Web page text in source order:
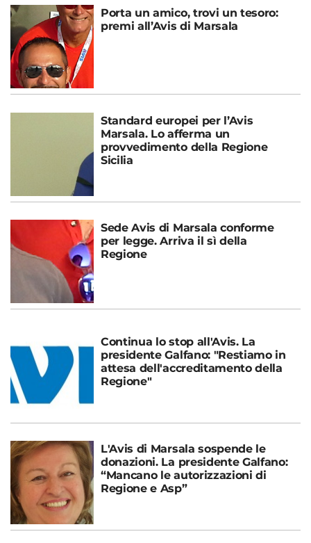
Porta un amico, trovi un tesoro:
premi all’Avis di Marsala
Standard europei per l’Avis
Marsala. Lo afferma un
provvedimento della Regione
Sicilia
Sede Avis di Marsala conforme
per legge. Arriva il sì della
Regione
Continua lo stop all'Avis. La
presidente Galfano: "Restiamo in
attesa dell'accreditamento della
Regione"
L'Avis di Marsala sospende le
donazioni. La presidente Galfano:
“Mancano le autorizzazioni di
Regione e Asp”